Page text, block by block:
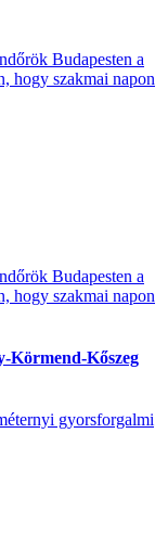
Budapesten a
hogy szakmai napon
Budapesten a
hogy szakmai napon
Körmend-Kőszeg
gyorsforgalmi